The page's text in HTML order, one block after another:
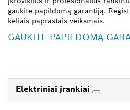
gaukite papildomą garantiją.
keliais paprastais veiksmais.
GAUKITE PAPILDOMĄ
Elektriniai įrankiai